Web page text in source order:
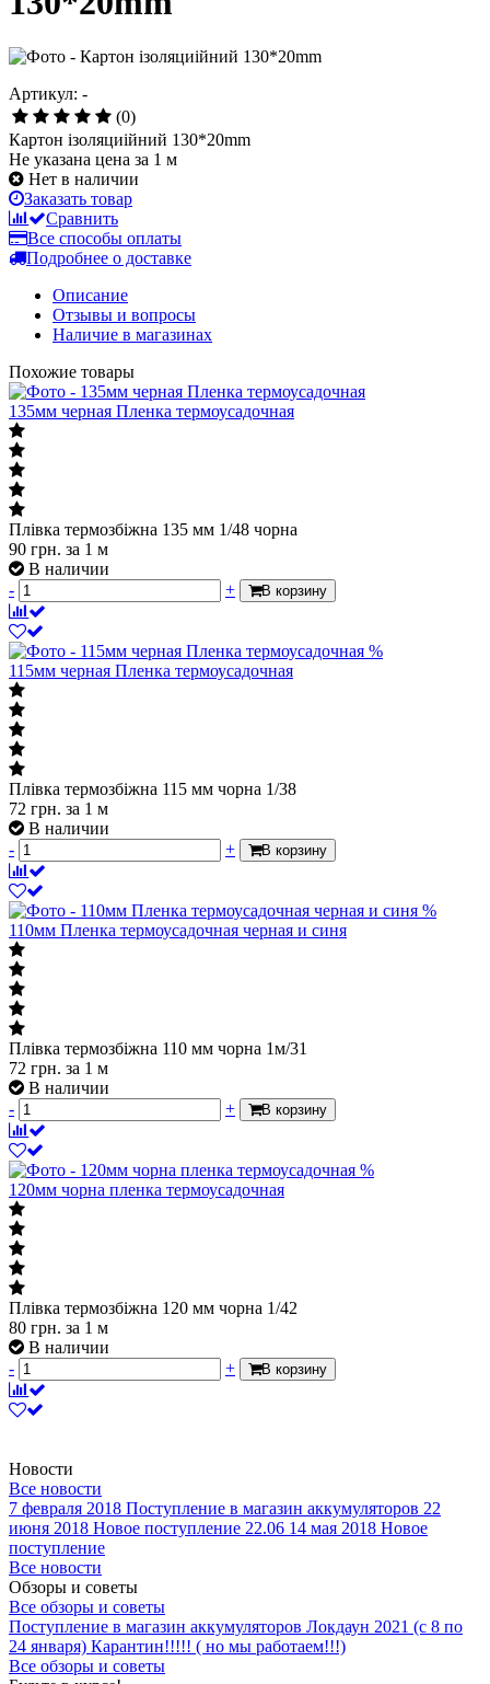
Артикул: -
(0)
Картон ізоляциійний 130*20mm
Не указана цена за 1 м
Нет в наличии
Заказать товар
Сравнить
Все способы оплаты
Подробнее о доставке
Описание
Отзывы и вопросы
Наличие в магазинах
Похожие товары
135мм черная Пленка термоусадочная
Плівка термозбіжна 135 мм 1/48 чорна
90 грн. за 1 м
В наличии
-
+ В корзину
%
115мм черная Пленка термоусадочная
Плівка термозбіжна 115 мм чорна 1/38
72 грн. за 1 м
В наличии
-
+ В корзину
%
110мм Пленка термоусадочная черная и синя
Плівка термозбіжна 110 мм чорна 1м/31
72 грн. за 1 м
В наличии
-
+ В корзину
%
120мм чорна пленка термоусадочная
Плівка термозбіжна 120 мм чорна 1/42
80 грн. за 1 м
В наличии
-
+ В корзину
Новости
Все новости
7 февраля 2018 Поступление в магазин аккумуляторов 22
июня 2018 Новое поступление 22.06 14 мая 2018 Новое
поступление
Все новости
Обзоры и советы
Все обзоры и советы
Поступление в магазин аккумуляторов Локдаун 2021 (с 8 по
24 января) Карантин!!!!! ( но мы работаем!!!)
Все обзоры и советы